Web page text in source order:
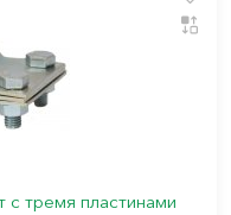
тремя пластинами